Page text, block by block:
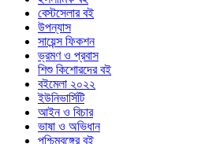
বেস্টসেলার বই
উপন্যাস
সায়েন্স ফিকশন
ভ্রমণ ও প্রবাস
শিশু কিশোরদের বই
বইমেলা ২০২২
ইউনিভার্সিটি
আইন ও বিচার
ভাষা ও অভিধান
পশ্চিমবঙ্গের বই